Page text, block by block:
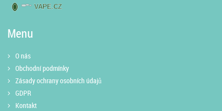
Menu
O nás
Obchodní podmínky
Zásady ochrany osobních údajů
GDPR
Kontakt